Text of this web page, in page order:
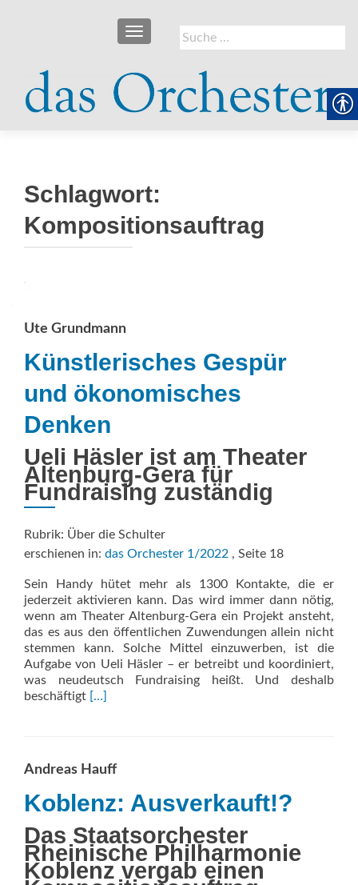
Suche
nach:
SCHALTE NAVIGATION
Schlagwort:
Kompositionsauftrag
Ute Grundmann
Künstlerisches Gespür
und ökonomisches
Denken
Ueli Häsler ist am Theater
Altenburg-Gera für
Fundraising zuständig
Rubrik: Über die Schulter
erschienen in: das Orchester 1/2022 , Seite 18
Sein Handy hütet mehr als 1300 Kontakte, die er
jederzeit aktivieren kann. Das wird immer dann nötig,
wenn am Theater Altenburg-Gera ein Projekt ansteht,
das es aus den öffentlichen Zuwendungen allein nicht
stemmen kann. Solche Mittel einzuwerben, ist die
Aufgabe von Ueli Häsler – er betreibt und koordiniert,
was neudeutsch Fundraising heißt. Und deshalb
beschäftigt Read
und
Denken
[…]
Andreas Hauff
Koblenz: Ausverkauft!?
Das Staatsorchester
Rheinische Philharmonie
Koblenz vergab einen